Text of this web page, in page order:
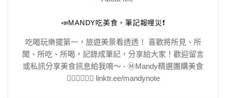
📣MANDY吃美食，筆記報哩災❗️
吃喝玩樂擺第一，旅遊美景看透透！ 喜歡將所見、所
聞、所吃、所喝，記錄成筆記，分享給大家！歡迎留言
或私訊分享美食訊息給我唷～ - Ⓜ️Mandy精選團購美食
👇🏻👇🏻👇🏻 linktr.ee/mandynote